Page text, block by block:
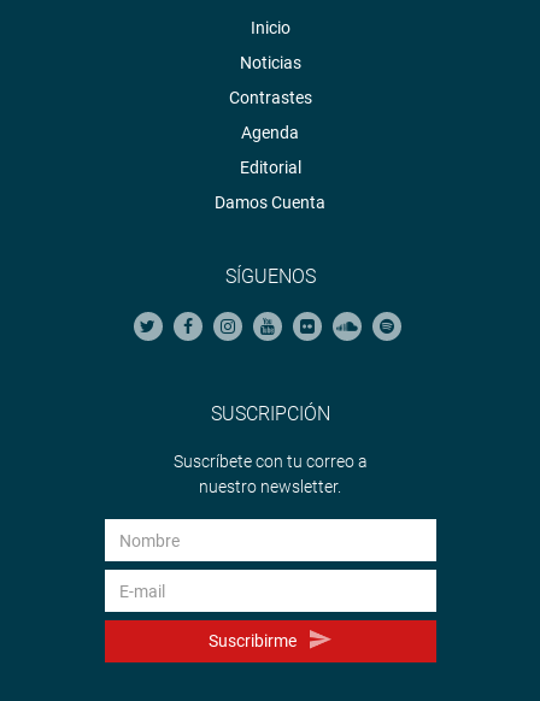
Inicio
Noticias
Contrastes
Agenda
Editorial
Damos Cuenta
SÍGUENOS
SUSCRIPCIÓN
Suscríbete con tu correo a
nuestro newsletter.
Suscribirme